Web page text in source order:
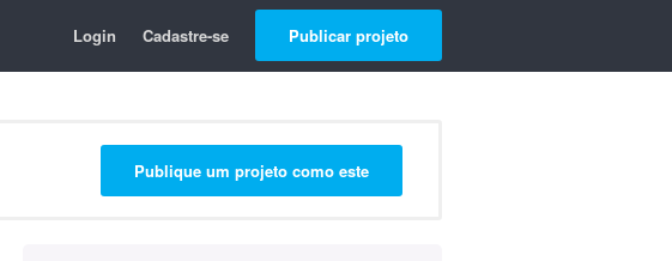
Login Cadastre-se Publicar projeto
Publique um projeto como este